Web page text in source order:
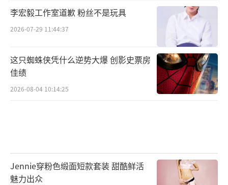
李宏毅工作室道歉 粉丝不是玩具
2026-07-29 11:44:37
这只蜘蛛侠凭什么逆势大爆 创影史票房
佳绩
2026-08-04 10:14:25
Jennie穿粉色缎面短款套装 甜酷鲜活
魅力出众